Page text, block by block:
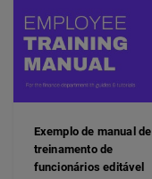
Exemplo de manual de
treinamento de
funcionários editável